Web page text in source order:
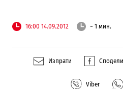
16:00 14.09.2012 ~ 1 мин.
Изпрати Сподели
Viber